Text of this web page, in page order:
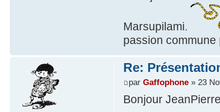
Marsupilami.
passion
Re:
par Gaffophone» 23
Bonjour